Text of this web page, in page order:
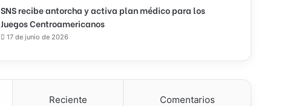
SNS recibe antorcha y activa plan médico para los
Juegos Centroamericanos
17 de junio de 2026
Reciente Comentarios